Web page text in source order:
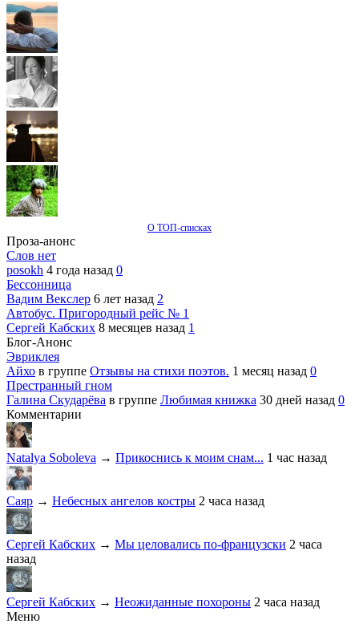
О ТОП-списках
Проза-анонс
Слов нет
posokh 4 года назад 0
Бессонница
Вадим Векслер 6 лет назад 2
Автобус. Пригородный рейс № 1
Сергей Кабских 8 месяцев назад 1
Блог-Анонс
Эвриклея
Айхо в группе Отзывы на стихи поэтов. 1 месяц назад 0
Престранный гном
Галина Скударёва в группе Любимая книжка 30 дней назад 0
Комментарии
Natalya Soboleva → Прикоснись к моим снам... 1 час назад
Саяр → Небесных ангелов костры 2 часа назад
Сергей Кабских → Мы целовались по-французски 2 часа
назад
Сергей Кабских → Неожиданные похороны 2 часа назад
Меню